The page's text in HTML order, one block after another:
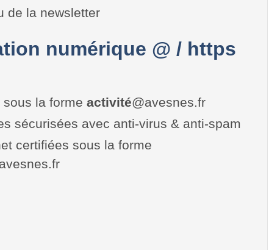
de la newsletter
numérique @ / https
la forme activité@avesnes.fr
sécurisées avec anti-virus & anti-spam
certifiées sous la forme